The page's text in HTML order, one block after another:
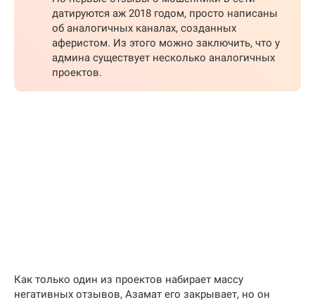
датируются аж 2018 годом, просто написаны
об аналогичных каналах, созданных
аферистом. Из этого можно заключить, что у
админа существует несколько аналогичных
проектов.
Как только один из проектов набирает массу
негативных отзывов, Азамат его закрывает, но он